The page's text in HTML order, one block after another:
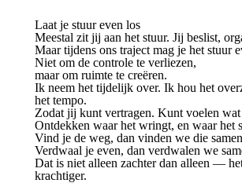
Laat je stuur even los
Meestal zit jij aan het stuur. Jij beslist,
Maar tijdens ons traject mag je het stuur
Niet om de controle te verliezen,
maar om ruimte te creëren.
Ik neem het tijdelijk over. Ik hou het
het tempo.
Zodat jij kunt vertragen. Kunt voelen wat
Ontdekken waar het wringt, en waar het
Vind je de weg, dan vinden we die
Verdwaal je even, dan verdwalen we
Dat is niet alleen zachter dan alleen —
krachtiger.